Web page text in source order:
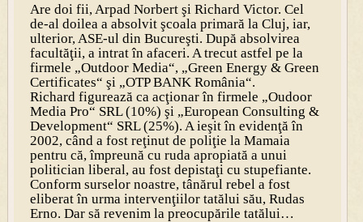
Are doi fii, Arpad Norbert şi Richard Victor. Cel
de-al doilea a absolvit şcoala primară la Cluj, iar,
ulterior, ASE-ul din Bucureşti. După absolvirea
facultăţii, a intrat în afaceri. A trecut astfel pe la
firmele „Outdoor Media“, „Green Energy & Green
Certificates“ şi „OTP BANK România“.
Richard figurează ca acţionar în firmele „Oudoor
Media Pro“ SRL (10%) şi „European Consulting &
Development“ SRL (25%). A ieşit în evidenţă în
2002, când a fost reţinut de poliţie la Mamaia
pentru că, împreună cu ruda apropiată a unui
politician liberal, au fost depistaţi cu stupefiante.
Conform surselor noastre, tânărul rebel a fost
eliberat în urma intervenţiilor tatălui său, Rudas
Erno. Dar să revenim la preocupările tatălui…